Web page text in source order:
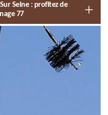
Seine : profitez de
77